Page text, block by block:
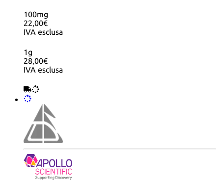
100mg
22,00€
IVA esclusa
1g
28,00€
IVA esclusa